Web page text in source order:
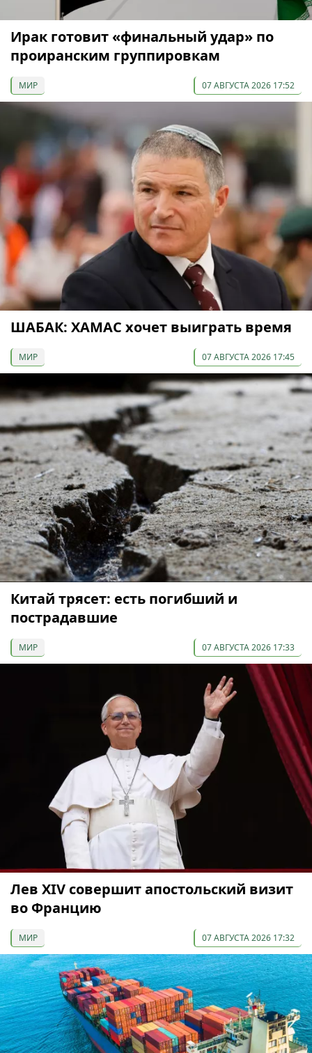
Ирак готовит «финальный удар» по
проиранским группировкам
МИР 07 АВГУСТА 2026 17:52
ШАБАК: ХАМАС хочет выиграть время
МИР 07 АВГУСТА 2026 17:45
Китай трясет: есть погибший и
пострадавшие
МИР 07 АВГУСТА 2026 17:33
Лев XIV совершит апостольский визит
во Францию
МИР 07 АВГУСТА 2026 17:32